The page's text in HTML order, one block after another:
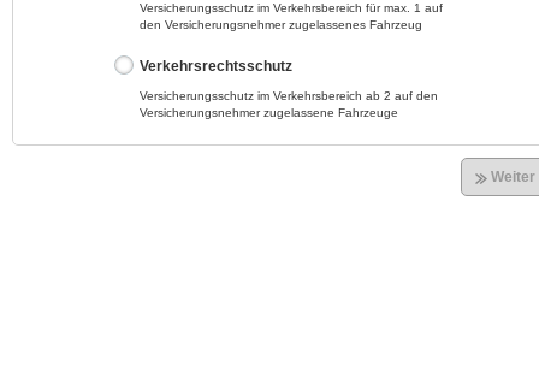
Versicherungsschutz im Verkehrsbereich für max. 1 auf
den Versicherungsnehmer zugelassenes Fahrzeug
Verkehrsrechtsschutz
Versicherungsschutz im Verkehrsbereich ab 2 auf den
Versicherungsnehmer zugelassene Fahrzeuge
Weiter